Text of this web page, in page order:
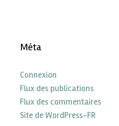
Méta
Connexion
Flux des publications
Flux des commentaires
Site de WordPress-FR